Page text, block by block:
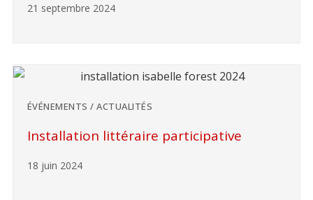
21 septembre 2024
ÉVÉNEMENTS / ACTUALITÉS
Installation littéraire participative
18 juin 2024